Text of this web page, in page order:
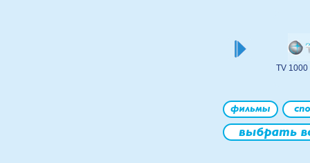
TV 1000